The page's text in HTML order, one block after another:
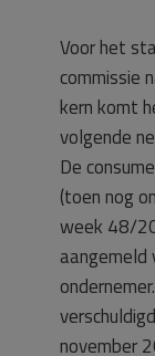
Voor het
commissie
kern komt
volgende
De
(toen nog
week 48/
aangemeld
november